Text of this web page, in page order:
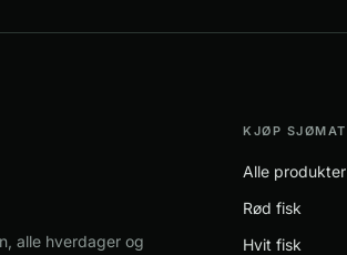
alle hverdager og
KJØP SJØMAT
Alle produkter
Rød fisk
Hvit fisk